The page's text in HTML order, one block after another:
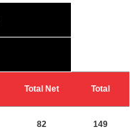
Total Net Total
82 149